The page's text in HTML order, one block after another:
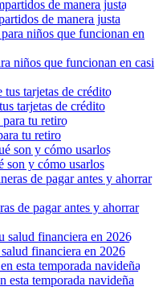
de manera justa
niños que funcionan en casi
tarjetas de crédito
tu retiro
son y cómo usarlos
de pagar antes y ahorrar
financiera en 2026
esta temporada navideña